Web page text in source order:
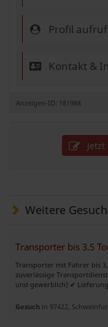
Profil
Kontakt &
Anzeigen-ID: 181988
Weitere
Transporter bis 3.5
Transporter mit Fahrer bis
zuverlässige
und gewerblich) ✔
Gesuch in 97422,